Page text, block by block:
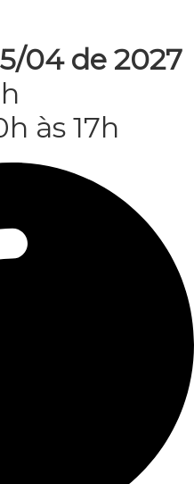
04 de 2027
às 17h